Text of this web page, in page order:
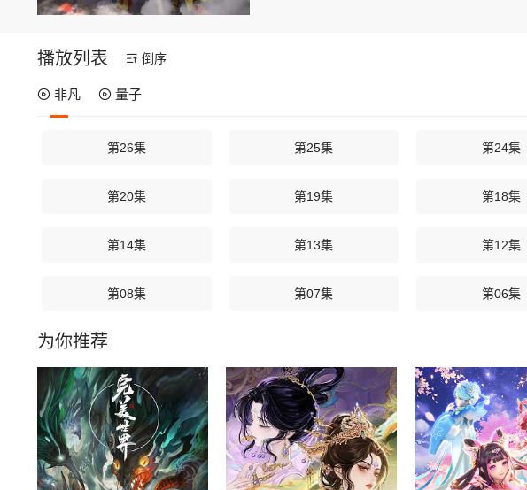
播放列表 倒序
非凡 量子
第26集 第25集 第24集
第20集 第19集 第18集
第14集 第13集 第12集
第08集 第07集 第06集
第02集
为你推荐